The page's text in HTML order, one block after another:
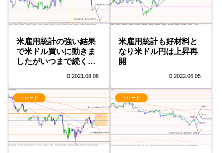
米雇用統計の強い結果
で米ドル買いに動きま
したがいつまで続くの
2021.08.08
米雇用統計も好材料と
なり米ドル円は上昇再
開
2022.06.05
トレード トレード